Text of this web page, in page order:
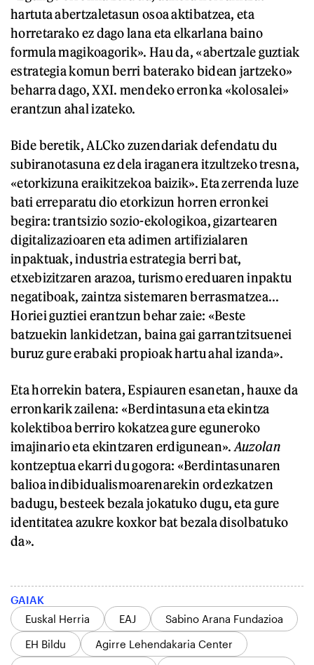
hartuta abertzaletasun osoa aktibatzea, eta
horretarako ez dago lana eta elkarlana baino
formula magikoagorik». Hau da, «abertzale guztiak
estrategia komun berri baterako bidean jartzeko»
beharra dago, XXI. mendeko erronka «kolosalei»
erantzun ahal izateko.
Bide beretik, ALCko zuzendariak defendatu du
subiranotasuna ez dela iraganera itzultzeko tresna,
«etorkizuna eraikitzekoa baizik». Eta zerrenda luze
bati erreparatu dio etorkizun horren erronkei
begira: trantsizio sozio-ekologikoa, gizartearen
digitalizazioaren eta adimen artifizialaren
inpaktuak, industria estrategia berri bat,
etxebizitzaren arazoa, turismo ereduaren inpaktu
negatiboak, zaintza sistemaren berrasmatzea...
Horiei guztiei erantzun behar zaie: «Beste
batzuekin lankidetzan, baina gai garrantzitsuenei
buruz gure erabaki propioak hartu ahal izanda».
Eta horrekin batera, Espiauren esanetan, hauxe da
erronkarik zailena: «Berdintasuna eta ekintza
kolektiboa berriro kokatzea gure eguneroko
imajinario eta ekintzaren erdigunean». Auzolan
kontzeptua ekarri du gogora: «Berdintasunaren
balioa indibidualismoarenarekin ordezkatzen
badugu, besteek bezala jokatuko dugu, eta gure
identitatea azukre koxkor bat bezala disolbatuko
da».
GAIAK
Euskal Herria
EAJ
Sabino Arana Fundazioa
EH Bildu
Agirre Lehendakaria Center